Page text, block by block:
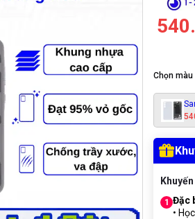
Chọn
1 Đặc
•